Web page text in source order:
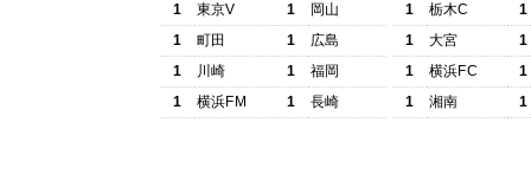
1
東京V 1
岡山
1
町田 1
広島
1
川崎 1
福岡
1
横浜FM 1 長崎
1
栃木C
1
1
大宮
1
1
横浜FC
1
1
湘南 1